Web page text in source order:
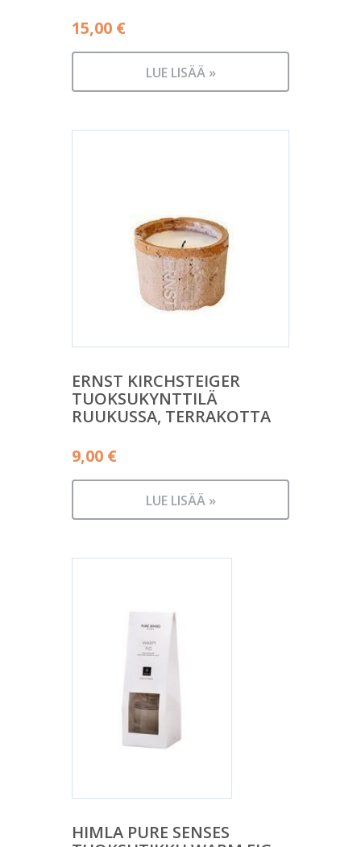
15,00 €
LUE LISÄÄ »
ERNST KIRCHSTEIGER
TUOKSUKYNTTILÄ
RUUKUSSA, TERRAKOTTA
9,00 €
LUE LISÄÄ »
HIMLA PURE SENSES